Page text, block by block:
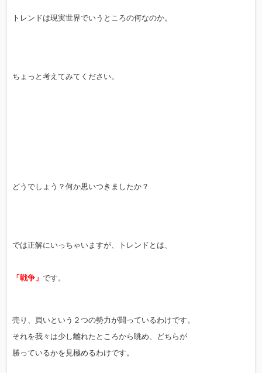
トレンドは現実世界でいうところの何なのか。
ちょっと考えてみてください。
どうでしょう？何か思いつきましたか？
では正解にいっちゃいますが、トレンドとは、
「戦争」 です。
売り、買いという２つの勢力が闘っているわけです。
それを我々は少し離れたところから眺め、どちらが
勝っているかを見極めるわけです。